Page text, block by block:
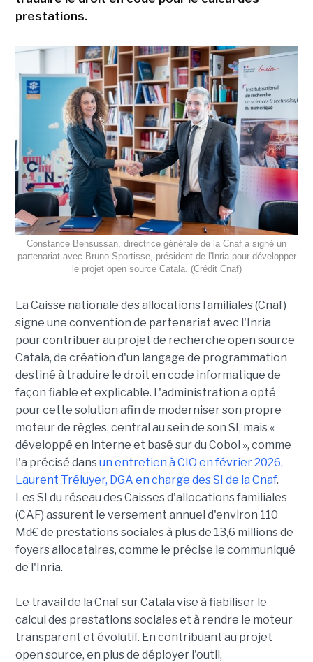
prestations.
Constance Bensussan, directrice générale de la Cnaf a signé un
partenariat avec Bruno Sportisse, président de l'Inria pour développer
le projet open source Catala. (Crédit Cnaf)
La Caisse nationale des allocations familiales (Cnaf)
signe une convention de partenariat avec l'Inria
pour contribuer au projet de recherche open source
Catala, de création d'un langage de programmation
destiné à traduire le droit en code informatique de
façon fiable et explicable. L'administration a opté
pour cette solution afin de moderniser son propre
moteur de règles, central au sein de son SI, mais «
développé en interne et basé sur du Cobol », comme
l'a précisé dansun entretien à CIO en février 2026,
Laurent Tréluyer, DGA en charge des SI de la Cnaf.
Les SI du réseau des Caisses d'allocations familiales
(CAF) assurent le versement annuel d'environ 110
Md€ de prestations sociales à plus de 13,6 millions de
foyers allocataires, comme le précise le communiqué
de l'Inria.
Le travail de la Cnaf sur Catala vise à fiabiliser le
calcul des prestations sociales et à rendre le moteur
transparent et évolutif. En contribuant au projet
open source, en plus de déployer l'outil,